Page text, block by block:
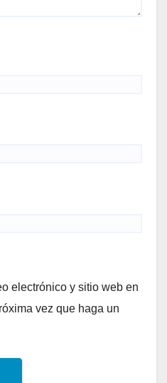
electrónico y sitio web en
vez que haga un